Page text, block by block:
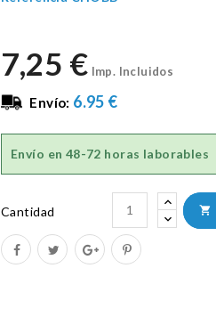
7,25 € Imp. Incluidos
Envío: 6.95 €
Envío en 48-72 horas laborables
Cantidad 